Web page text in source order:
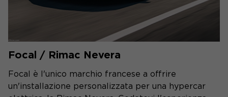
Focal / Rimac Nevera
Focal è l'unico marchio francese a offrire
un'installazione personalizzata per una hypercar